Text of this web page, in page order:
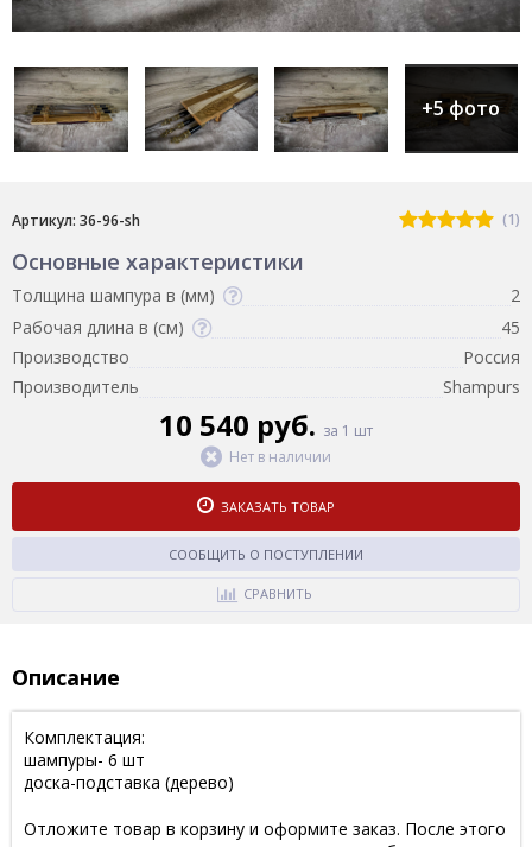
+5 фото
Артикул: 36-96-sh (1)
Основные характеристики
Толщина шампура в (мм)
2
Рабочая длина в (см)
45
Производство
Россия
Производитель
Shampurs
10 540 руб. за 1 шт
Нет в наличии
ЗАКАЗАТЬ ТОВАР
СООБЩИТЬ О ПОСТУПЛЕНИИ
СРАВНИТЬ
Описание
Комплектация:
шампуры- 6 шт
доска-подставка (дерево)
Отложите товар в корзину и оформите заказ. После этого